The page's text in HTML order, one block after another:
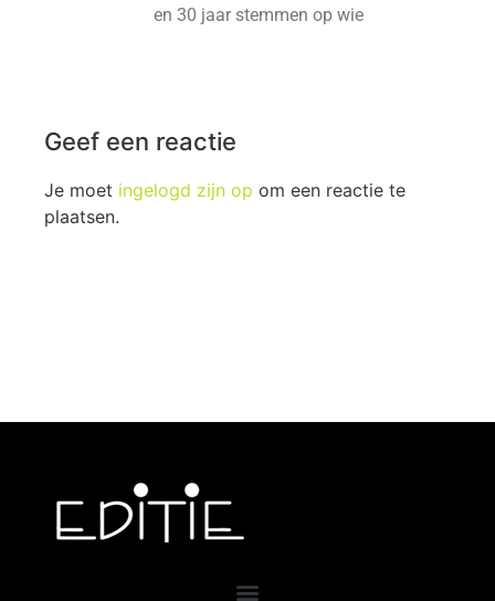
en 30 jaar stemmen op wie
Geef een reactie
Je moet ingelogd zijn op om een reactie te
plaatsen.